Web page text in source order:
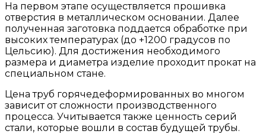
На первом этапе осуществляется прошивка
отверстия в металлическом основании. Далее
полученная заготовка поддается обработке при
высоких температурах (до +1200 градусов по
Цельсию). Для достижения необходимого
размера и диаметра изделие проходит прокат на
специальном стане.
Цена труб горячедеформированных во многом
зависит от сложности производственного
процесса. Учитывается также ценность серий
стали, которые вошли в состав будущей трубы.